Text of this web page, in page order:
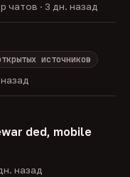
чатов · 3 дн. назад
источников
ded, mobile
назад